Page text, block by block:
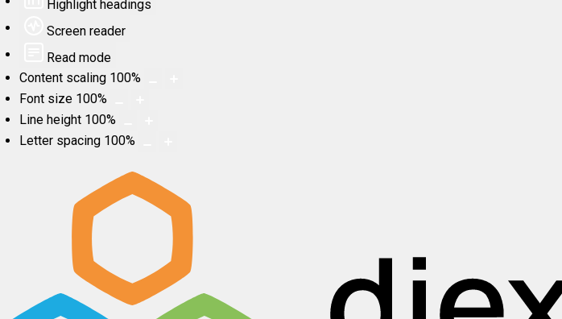
Highlight headings
Screen reader
Read mode
Content scaling 100%
Font size 100%
Line height 100%
Letter spacing 100%